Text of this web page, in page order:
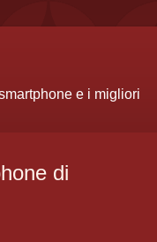
e i migliori
di